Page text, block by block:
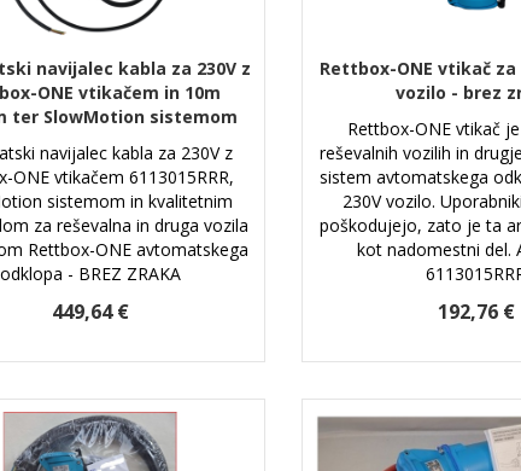
navijalec kabla za 230V z
ONE vtikačem in 10m
ter SlowMotion sistemom
navijalec kabla za 230V z
ONE vtikačem 6113015RRR,
sistemom in kvalitetnim
za reševalna in druga vozila
Rettbox-ONE avtomatskega
odklopa - BREZ ZRAKA
449,64 €
Rettbox-ONE vtikač za
vozilo - brez
Rettbox-ONE vtikač
reševalnih vozilih in
sistem avtomatskega
230V vozilo.
poškodujejo, zato je ta
kot nadomestni del.
192,76 €